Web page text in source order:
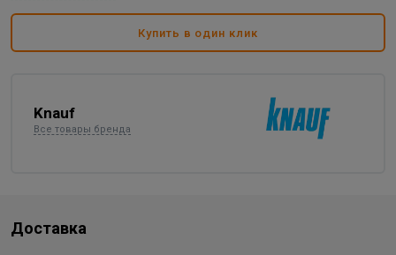
Купить в один клик
Knauf
Все товары бренда
Доставка